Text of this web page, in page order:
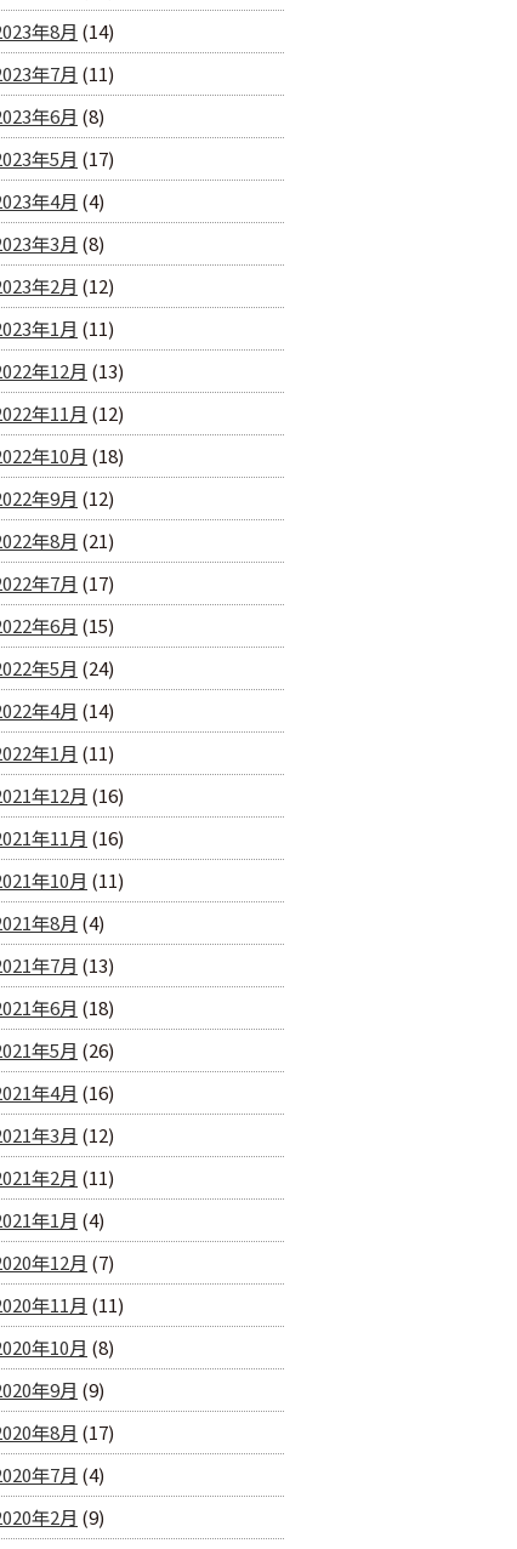
年8月 (14)
年7月 (11)
年6月 (8)
年5月 (17)
年4月 (4)
年3月 (8)
年2月 (12)
年1月 (11)
年12月 (13)
年11月 (12)
年10月 (18)
年9月 (12)
年8月 (21)
年7月 (17)
年6月 (15)
年5月 (24)
年4月 (14)
年1月 (11)
年12月 (16)
年11月 (16)
年10月 (11)
年8月 (4)
年7月 (13)
年6月 (18)
年5月 (26)
年4月 (16)
年3月 (12)
年2月 (11)
年1月 (4)
年12月 (7)
年11月 (11)
年10月 (8)
年9月 (9)
年8月 (17)
年7月 (4)
年2月 (9)